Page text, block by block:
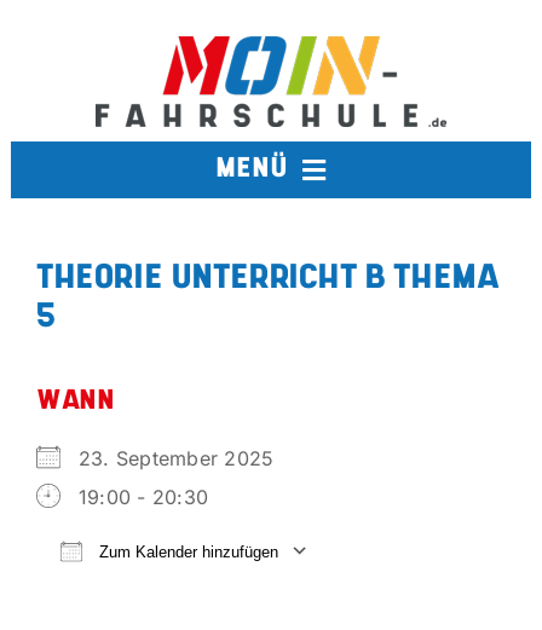
MENÜ
AUSBILDUNGSFAHRSCHULE
VORTEILSPARTNER
THEORIE UNTERRICHT B THEMA
5
WANN
23. September 2025
19:00 - 20:30
Zum Kalender hinzufügen